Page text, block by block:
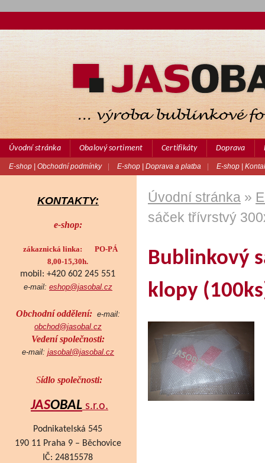
Úvodní stránka Obalový sortiment Certifikáty Doprava
E-shop | Obchodní podmínky E-shop | Doprava a platba E-shop |
Úvodní stránka »
sáček třívrstvý
Bublinkový
klopy
KONTAKTY:
e-shop:
zákaznická linka: PO-PÁ
8,00-15,30h.
mobil: +420 602 245 551
e-mail: eshop@jasobal.cz
Obchodní oddělení: e-mail:
obchod@jasobal.cz
Vedení společnosti:
e-mail: jasobal@jasobal.cz
Sídlo společnosti:
JASOBAL s.r.o.
Podnikatelská 545
190 11 Praha 9 – Běchovice
IČ: 24815578